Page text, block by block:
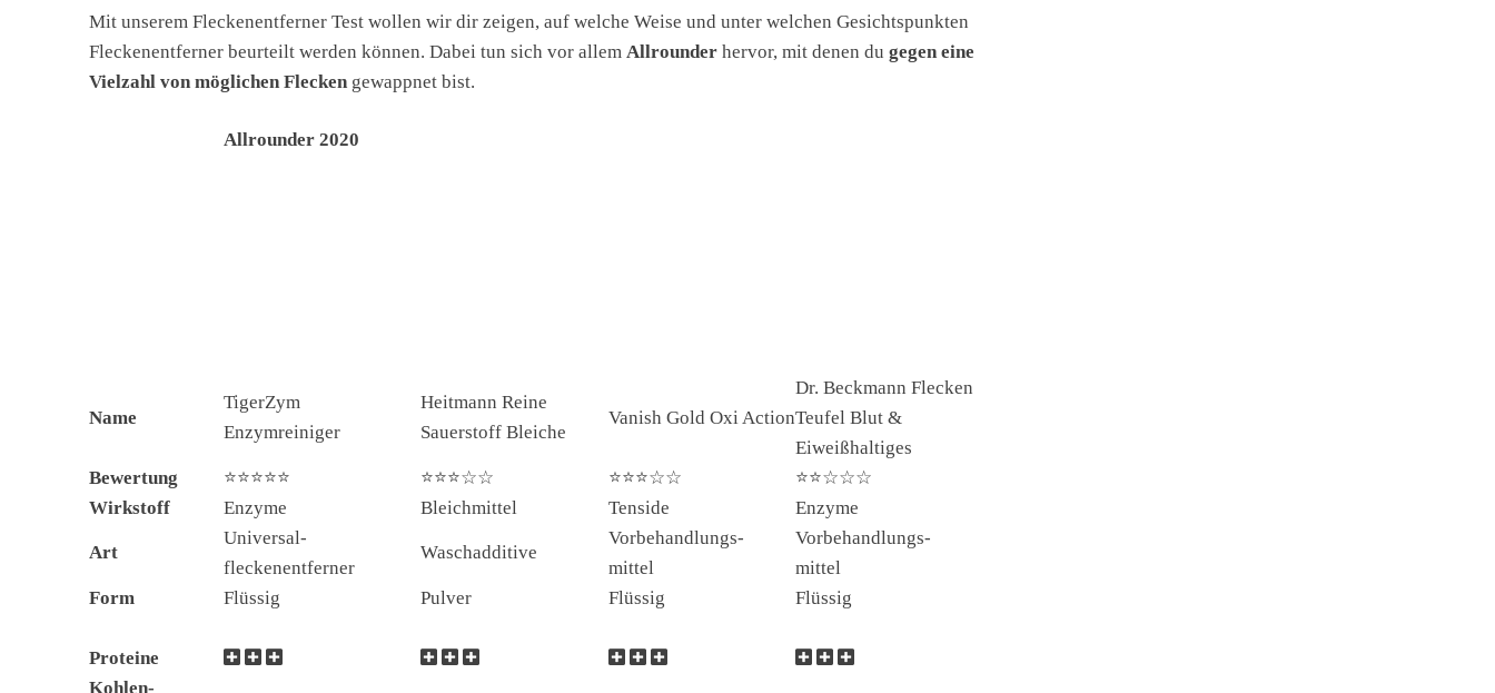
Mit unserem Fleckenentferner Test wollen wir dir zeigen, auf welche Weise und unter welchen Gesichtspunkten
Fleckenentferner beurteilt werden können. Dabei tun sich vor allem Allrounderhervor, mit denen du gegen eine
Vielzahl von möglichen Fleckengewappnet bist.
Allrounder 2020
Name
TigerZym
Enzymreiniger
Heitmann Reine
Sauerstoff Bleiche
Vanish Gold Oxi Action
Dr. Beckmann Flecken
Teufel Blut &
Eiweißhaltiges
Bewertung
⭐⭐⭐⭐⭐ ⭐⭐⭐☆☆ ⭐⭐⭐☆☆
⭐⭐☆☆☆
Wirkstoff
Enzyme Bleichmittel Tenside Enzyme
Art
Universal-
fleckenentferner
Waschadditive
Vorbehandlungs-
mittel
Vorbehandlungs-
mittel
Form
Flüssig Pulver Flüssig
Flüssig
Proteine
Kohlen-